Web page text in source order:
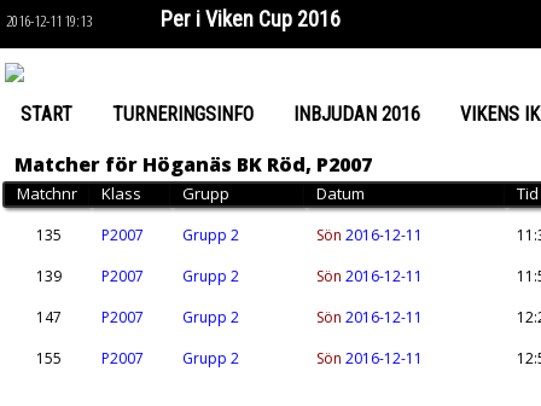
2016-12-11 19:13 Per i Viken Cup 2016
START TURNERINGSINFO INBJUDAN 2016 VIKENS IK
Matcher för Höganäs BK Röd, P2007
Matchnr Klass Grupp Datum Tid
135 P2007 Grupp 2 Sön 2016-12-11
139
P2007 Grupp 2 Sön 2016-12-11
147
P2007 Grupp 2 Sön 2016-12-11
155
P2007 Grupp 2 Sön 2016-12-11